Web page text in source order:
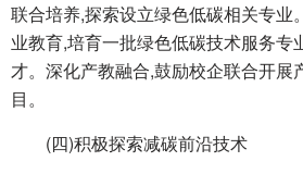
联合培养,探索设立绿色低碳相关专业
业教育,培育一批绿色低碳技术服务专
才。深化产教融合,鼓励校企联合开展
目。
(四)积极探索减碳前沿技术